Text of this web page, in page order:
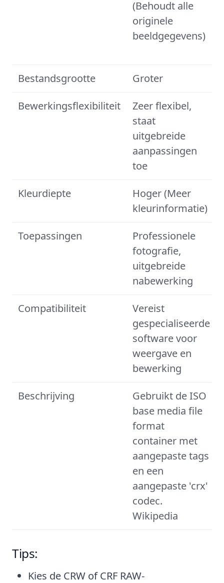
(Behoudt alle
originele
beeldgegevens)
Bestandsgrootte Groter
Bewerkingsflexibiliteit
Zeer flexibel,
staat
uitgebreide
aanpassingen
toe
Kleurdiepte
Hoger (Meer
kleurinformatie)
Toepassingen
Professionele
fotografie,
uitgebreide
nabewerking
Compatibiliteit
Vereist
gespecialiseerde
software voor
weergave en
bewerking
Beschrijving
Gebruikt de ISO
base media file
format
container met
aangepaste tags
en een
aangepaste 'crx'
codec.
Wikipedia
Tips:
Kies de CRW of CRF RAW-